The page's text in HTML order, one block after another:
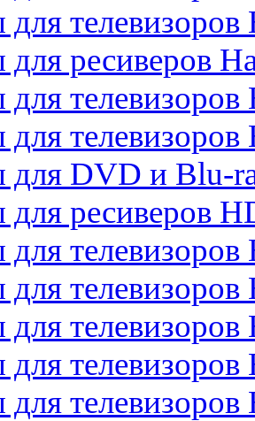
ресиверов
телевизоров
телевизоров
для DVD и Blu-
для ресиверов
телевизоров
телевизоров
телевизоров
телевизоров